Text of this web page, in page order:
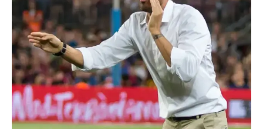
TRANSPORTS
ÉCONOMIE
POLITIQUE
SPORT